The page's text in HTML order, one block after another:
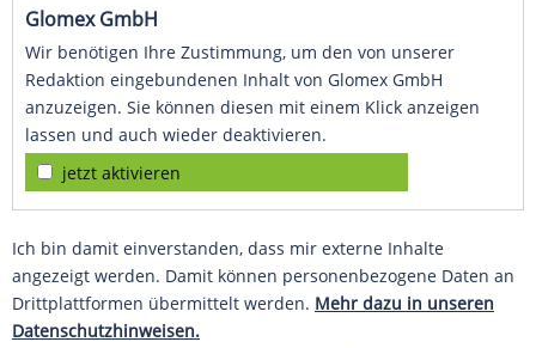
Glomex GmbH
Wir benötigen Ihre Zustimmung, um den von unserer
Redaktion eingebundenen Inhalt von Glomex GmbH
anzuzeigen. Sie können diesen mit einem Klick anzeigen
lassen und auch wieder deaktivieren.
jetzt aktivieren
Ich bin damit einverstanden, dass mir externe Inhalte
angezeigt werden. Damit können personenbezogene Daten an
Drittplattformen übermittelt werden. Mehr dazu in unseren
Datenschutzhinweisen.